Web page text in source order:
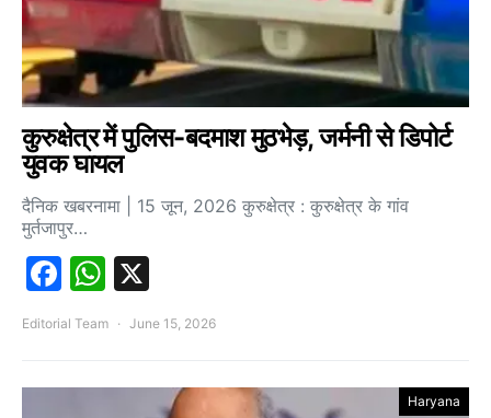
कुरुक्षेत्र में पुलिस-बदमाश मुठभेड़, जर्मनी से डिपोर्ट
युवक घायल
दैनिक खबरनामा | 15 जून, 2026 कुरुक्षेत्र : कुरुक्षेत्र के गांव
मुर्तजापुर…
Facebook
WhatsApp
Editorial Team June 15, 2026
Haryana